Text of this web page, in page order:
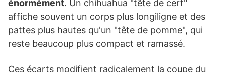
énormément. Un chihuahua "tête de cerf"
affiche souvent un corps plus longiligne et des
pattes plus hautes qu'un "tête de pomme", qui
reste beaucoup plus compact et ramassé.
Ces écarts modifient radicalement la coupe du